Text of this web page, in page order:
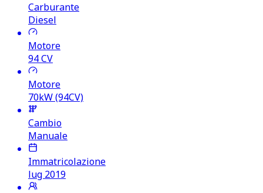
Carburante
Diesel
Motore
94CV
Motore
70kW (94CV)
Cambio
Manuale
Immatricolazione
lug 2019